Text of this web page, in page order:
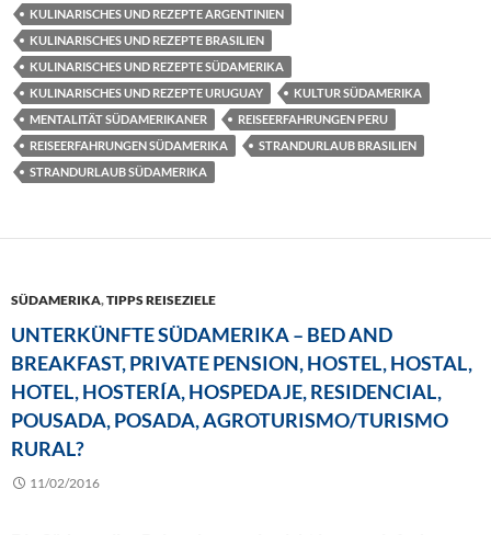
KULINARISCHES UND REZEPTE ARGENTINIEN
KULINARISCHES UND REZEPTE BRASILIEN
KULINARISCHES UND REZEPTE SÜDAMERIKA
KULINARISCHES UND REZEPTE URUGUAY
KULTUR SÜDAMERIKA
MENTALITÄT SÜDAMERIKANER
REISEERFAHRUNGEN PERU
REISEERFAHRUNGEN SÜDAMERIKA
STRANDURLAUB BRASILIEN
STRANDURLAUB SÜDAMERIKA
SÜDAMERIKA,TIPPS REISEZIELE
UNTERKÜNFTE SÜDAMERIKA – BED AND
BREAKFAST, PRIVATE PENSION, HOSTEL, HOSTAL,
HOTEL, HOSTERÍA, HOSPEDAJE, RESIDENCIAL,
POUSADA, POSADA, AGROTURISMO/TURISMO
RURAL?
11/02/2016